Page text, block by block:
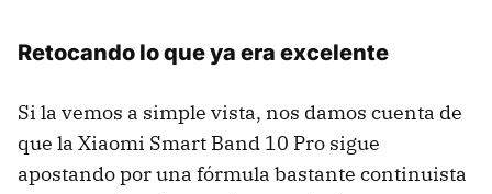
Retocando lo que ya era excelente
Si la vemos a simple vista, nos damos cuenta de
que la Xiaomi Smart Band 10 Pro sigue
apostando por una fórmula bastante continuista